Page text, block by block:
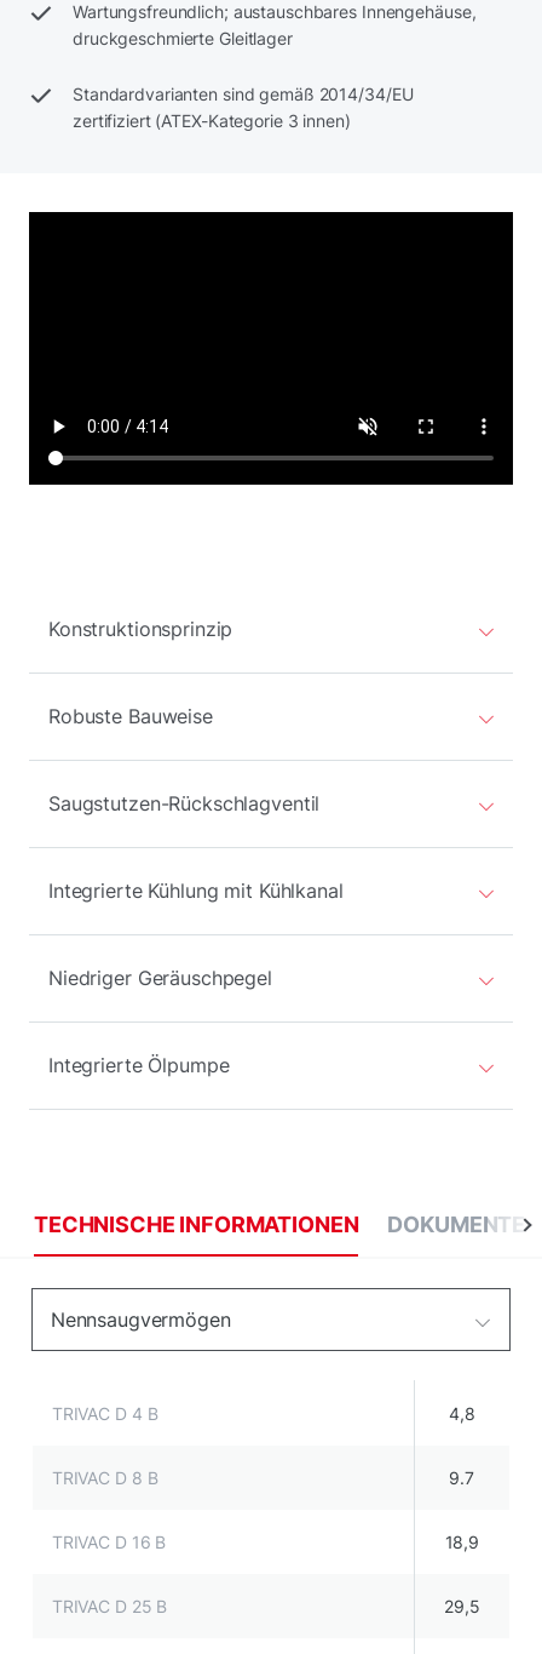
Wartungsfreundlich; austauschbares Innengehäuse,
druckgeschmierte Gleitlager
Standardvarianten sind gemäß 2014/34/EU
zertifiziert (ATEX-Kategorie 3 innen)
Konstruktionsprinzip
Robuste Bauweise
Saugstutzen-Rückschlagventil
Integrierte Kühlung mit Kühlkanal
Niedriger Geräuschpegel
Integrierte Ölpumpe
TECHNISCHE INFORMATIONEN DOKUMENTE
Nennsaugvermögen
TRIVAC D 4 B 4,8
TRIVAC D 8 B 9.7
TRIVAC D 16 B 18,9
TRIVAC D 25 B 29,5